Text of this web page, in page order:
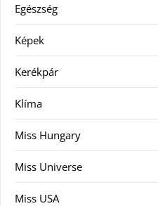
Egészség
Képek
Kerékpár
Klíma
Miss Hungary
Miss Universe
Miss USA